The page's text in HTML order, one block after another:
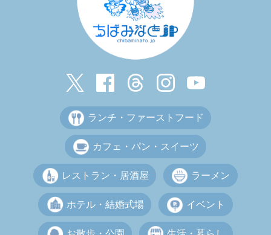
ランチ・ファーストフード
カフェ・パン・スイーツ
レストラン・居酒屋 ラーメン
ホテル・結婚式場 イベント